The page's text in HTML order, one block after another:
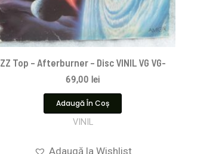
ZZ Top – Afterburner – Disc VINIL VG VG-
69,00 lei
Adaugă În Coș
VINIL
Adaugă la Wishlist